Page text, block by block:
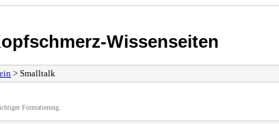
Wissenseiten
> Smalltalk
Formatierung.